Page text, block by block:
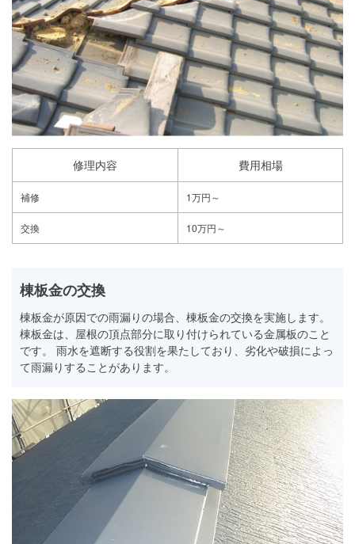
修理内容 費用相場
補修 1万円～
交換 10万円～
棟板金の交換
棟板金が原因での雨漏りの場合、棟板金の交換を実施します。
棟板金は、屋根の頂点部分に取り付けられている金属板のこと
です。 雨水を遮断する役割を果たしており、劣化や破損によっ
て雨漏りすることがあります。